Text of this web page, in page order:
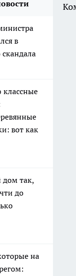
в
классные
вот как
дом так,
до
на